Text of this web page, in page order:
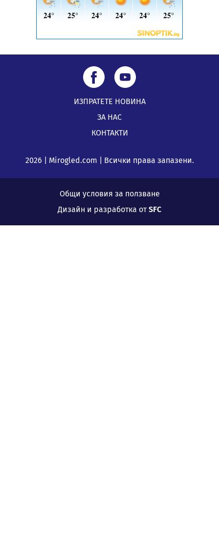
ИЗПРАТЕТЕ НОВИНА
ЗА НАС
КОНТАКТИ
2026 | Mirogled.com | Всички права запазени.
Общи условия за ползване
Дизайн и разработка отSFC